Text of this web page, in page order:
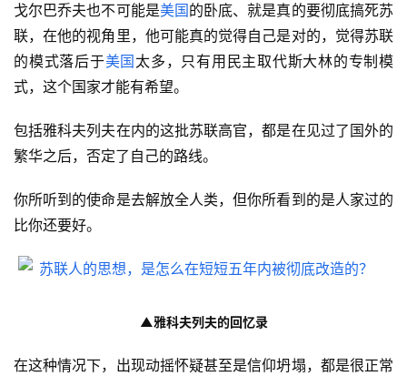
戈尔巴乔夫也不可能是美国的卧底、就是真的要彻底搞死苏
联，在他的视角里，他可能真的觉得自己是对的，觉得苏联
的模式落后于美国 太多，只有用民主取代斯大林的专制模
式，这个国家才能有希望。
包括雅科夫列夫在内的这批苏联高官，都是在见过了国外的
繁华之后，否定了自己的路线。
你所听到的使命是去解放全人类，但你所看到的是人家过的
比你还要好。
▲雅科夫列夫的回忆录
在这种情况下，出现动摇怀疑甚至是信仰坍塌，都是很正常